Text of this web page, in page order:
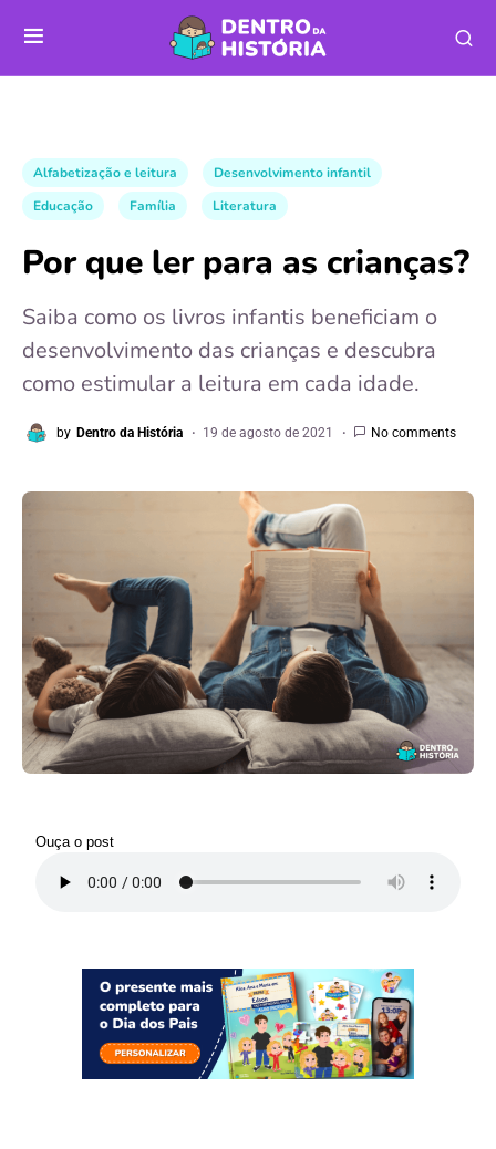
Alfabetização e leitura
Desenvolvimento infantil
Educação
Família Literatura
Por que ler para as crianças?
Saiba como os livros infantis beneficiam o
desenvolvimento das crianças e descubra
como estimular a leitura em cada idade.
by Dentro da História 19 de agosto de 2021 No comments
Ouça o post